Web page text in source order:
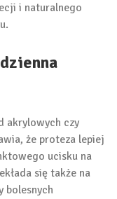
i naturalnego
akrylowych czy
że proteza lepiej
ucisku na
się także na
bolesnych